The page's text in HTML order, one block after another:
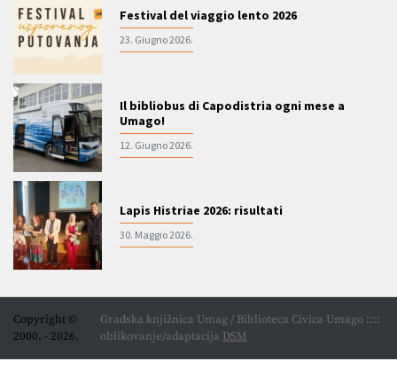
Festival del viaggio lento 2026
23. Giugno 2026.
Il bibliobus di Capodistria ogni mese a
Umago!
12. Giugno 2026.
Lapis Histriae 2026: risultati
30. Maggio 2026.
Copyright ©
2000. - 2026.
Gradska knjižnica Umag / Biblioteca Civica Umago ::::
oblikovanje/adaptacija DSM